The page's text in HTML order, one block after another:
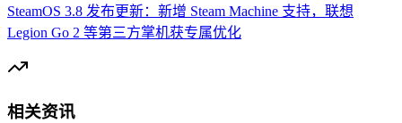
SteamOS 3.8 发布更新：新增 Steam Machine 支持，联想
Legion Go 2 等第三方掌机获专属优化
相关资讯